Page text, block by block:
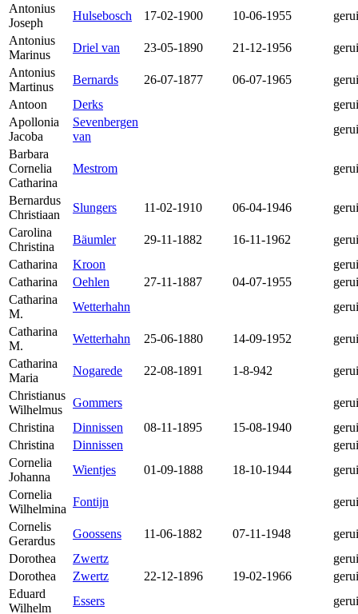
Antonius
Joseph
Hulsebosch 17-02-1900 10-06-1955
Antonius
Marinus
Driel van 23-05-1890 21-12-1956
Antonius
Martinus
Bernards 26-07-1877 06-07-1965
Antoon
Derks
Apollonia
Jacoba
Sevenbergen
van
Barbara
Cornelia
Catharina
Mestrom
Bernardus
Christiaan
Slungers 11-02-1910 06-04-1946
Carolina
Christina
Bäumler 29-11-1882 16-11-1962
Catharina
Kroon
Catharina
Oehlen 27-11-1887 04-07-1955
Catharina
M.
Wetterhahn
Catharina
M.
Wetterhahn 25-06-1880 14-09-1952
Catharina
Maria
Nogarede 22-08-1891 1-8-942
Christianus
Wilhelmus
Gommers
Christina
Dinnissen 08-11-1895 15-08-1940
Christina
Dinnissen
Cornelia
Johanna
Wientjes 01-09-1888 18-10-1944
Cornelia
Wilhelmina
Fontijn
Cornelis
Gerardus
Goossens 11-06-1882 07-11-1948
Dorothea
Zwertz
Dorothea
Zwertz 22-12-1896 19-02-1966
Eduard
Wilhelm
Essers